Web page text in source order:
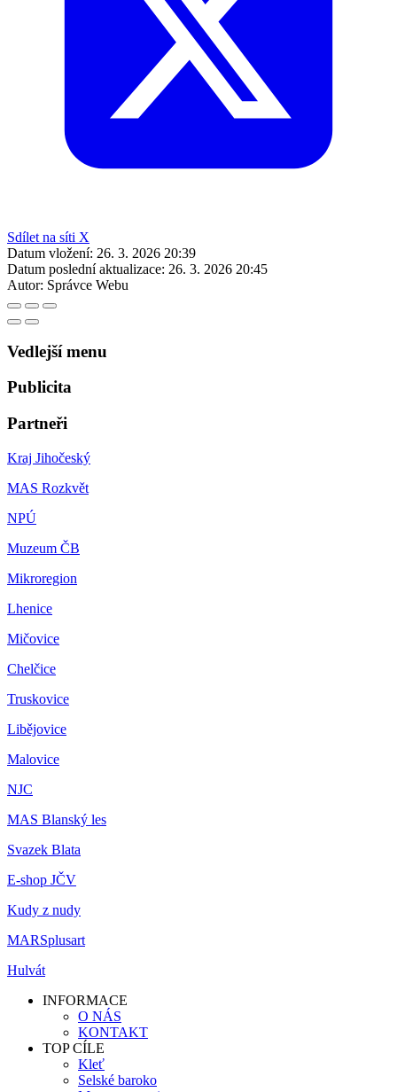
Sdílet na síti X
Datum vložení: 26. 3. 2026 20:39
Datum poslední aktualizace: 26. 3. 2026 20:45
Autor: Správce Webu
Vedlejší menu
Publicita
Partneři
Kraj Jihočeský
MAS Rozkvět
NPÚ
Muzeum ČB
Mikroregion
Lhenice
Mičovice
Chelčice
Truskovice
Libějovice
Malovice
NJC
MAS Blanský les
Svazek Blata
E-shop JČV
Kudy z nudy
MARSplusart
Hulvát
INFORMACE
O NÁS
KONTAKT
TOP CÍLE
Kleť
Selské baroko